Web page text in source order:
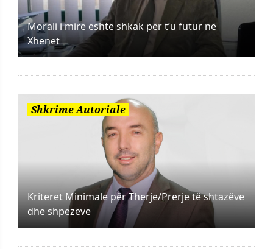
Morali i mirë është shkak për t’u futur në
Xhenet
Shkrime Autoriale
Kriteret Minimale për Therje/Prerje të shtazëve
dhe shpezëve